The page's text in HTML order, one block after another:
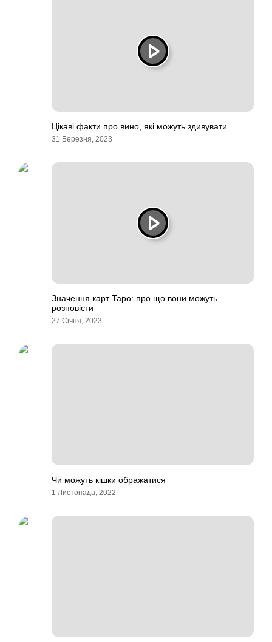
Цікаві факти про вино, які можуть здивувати
31 Березня, 2023
Значення карт Таро: про що вони можуть
розповісти
27 Січня, 2023
Чи можуть кішки ображатися
1 Листопада, 2022